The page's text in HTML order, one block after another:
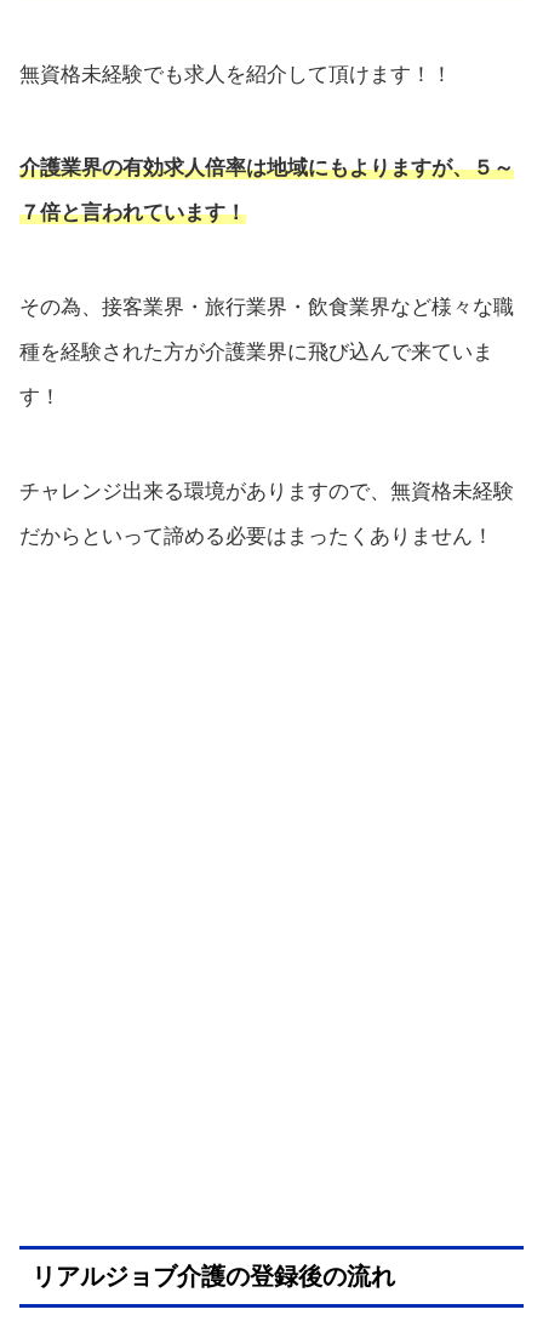
無資格未経験でも求人を紹介して頂けます！！
介護業界の有効求人倍率は地域にもよりますが、５～
７倍と言われています！
その為、接客業界・旅行業界・飲食業界など様々な職
種を経験された方が介護業界に飛び込んで来ていま
す！
チャレンジ出来る環境がありますので、無資格未経験
だからといって諦める必要はまったくありません！
リアルジョブ介護の登録後の流れ